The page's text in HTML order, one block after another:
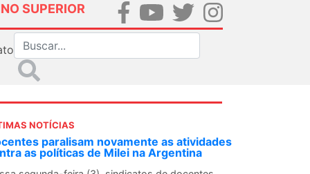
SUPERIOR
NOTÍCIAS
SN convoca docentes para Dia de
Internacionalista com Cuba em
de agosto